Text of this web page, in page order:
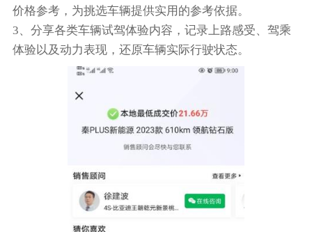
价格参考，为挑选车辆提供实用的参考依据。
3、分享各类车辆试驾体验内容，记录上路感受、驾乘
体验以及动力表现，还原车辆实际行驶状态。